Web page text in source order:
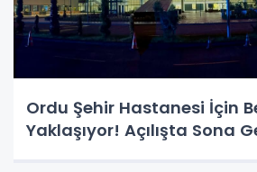
Ordu Şehir Hastanesi İçin
Yaklaşıyor! Açılışta Sona